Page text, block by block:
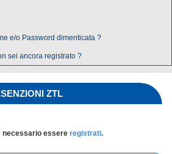
e/o Password dimenticata ?
sei ancora registrato ?
ZTL
necessario essere registrati.